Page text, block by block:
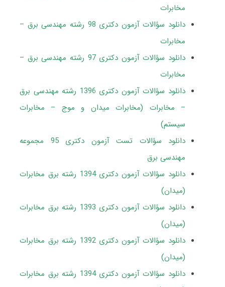
مخابرات
دانلود سؤالات آزمون دکتری 98 رشته مهندسی برق –
مخابرات
دانلود سؤالات آزمون دکتری 97 رشته مهندسی برق –
مخابرات
دانلود سؤالات آزمون دکتری 1396 رشته مهندسی برق
– مخابرات (مخابرات میدان و موج – مخابرات
سیستم)
دانلود سؤالات تست آزمون دکتری 95 مجموعه
مهندسی برق
دانلود سؤالات آزمون دکتری 1394 رشته برق مخابرات
(میدان)
دانلود سؤالات آزمون دکتری 1393 رشته برق مخابرات
(میدان)
دانلود سؤالات آزمون دکتری 1392 رشته برق مخابرات
(میدان)
دانلود سؤالات آزمون دکتری 1394 رشته برق مخابرات